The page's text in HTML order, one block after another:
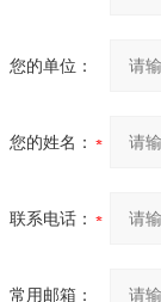
您的单位：
您的姓名：
联系电话：
常用邮箱：